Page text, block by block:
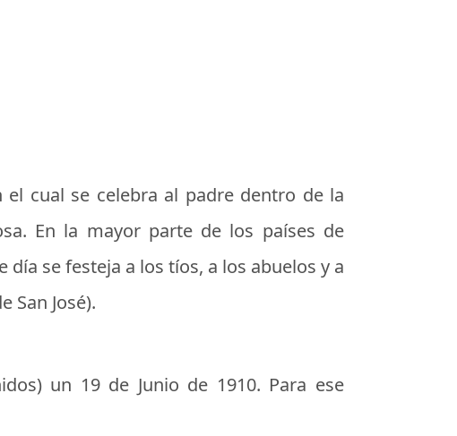
cual se celebra al padre dentro de la
En la mayor parte de los países de
se festeja a los tíos, a los abuelos y a
San José).
un 19 de Junio de 1910. Para ese